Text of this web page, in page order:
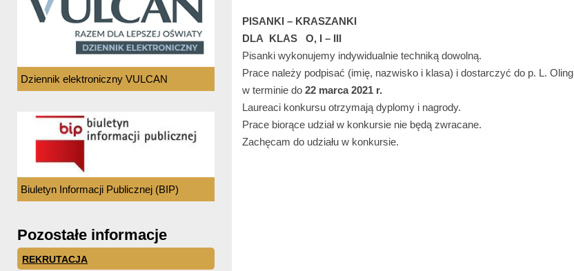
PISANKI – KRASZANKI
DLA KLAS O, I – III
Pisanki wykonujemy indywidualnie techniką dowolną.
Prace należy podpisać (imię, nazwisko i klasa) i dostarczyć do p. L. Oling
w terminie do 22 marca 2021 r.
Laureaci konkursu otrzymają dyplomy i nagrody.
Prace biorące udział w konkursie nie będą zwracane.
Zachęcam do udziału w konkursie.
Dziennik elektroniczny VULCAN
Biuletyn Informacji Publicznej (BIP)
Pozostałe informacje
REKRUTACJA